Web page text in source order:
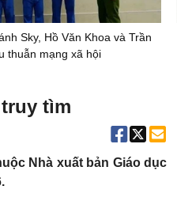
Sky, Hồ Văn Khoa và Trần
thuẫn mạng xã hội
tìm
Nhà xuất bản Giáo dục